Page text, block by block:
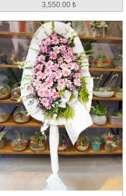
3,550.00 ₺